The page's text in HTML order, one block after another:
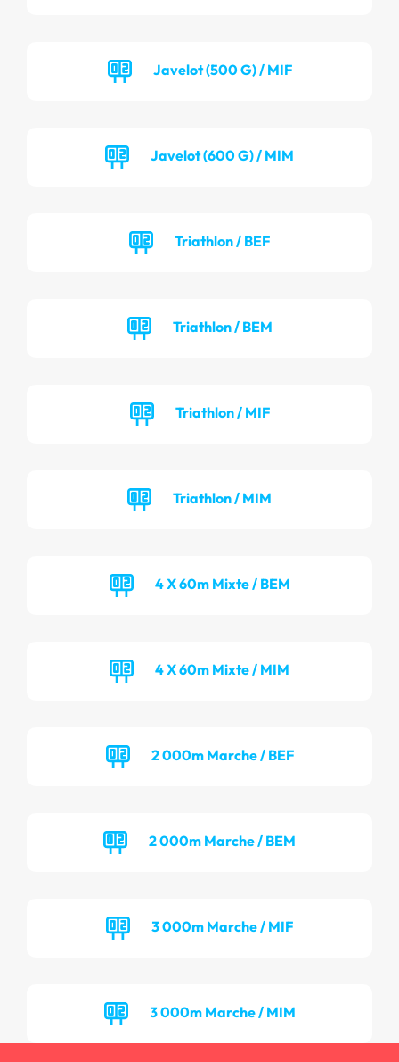
Javelot (500 G) / MIF
Javelot (600 G) / MIM
Triathlon / BEF
Triathlon / BEM
Triathlon / MIF
Triathlon / MIM
4 X 60m Mixte / BEM
4 X 60m Mixte / MIM
2 000m Marche / BEF
2 000m Marche / BEM
3 000m Marche / MIF
3 000m Marche / MIM